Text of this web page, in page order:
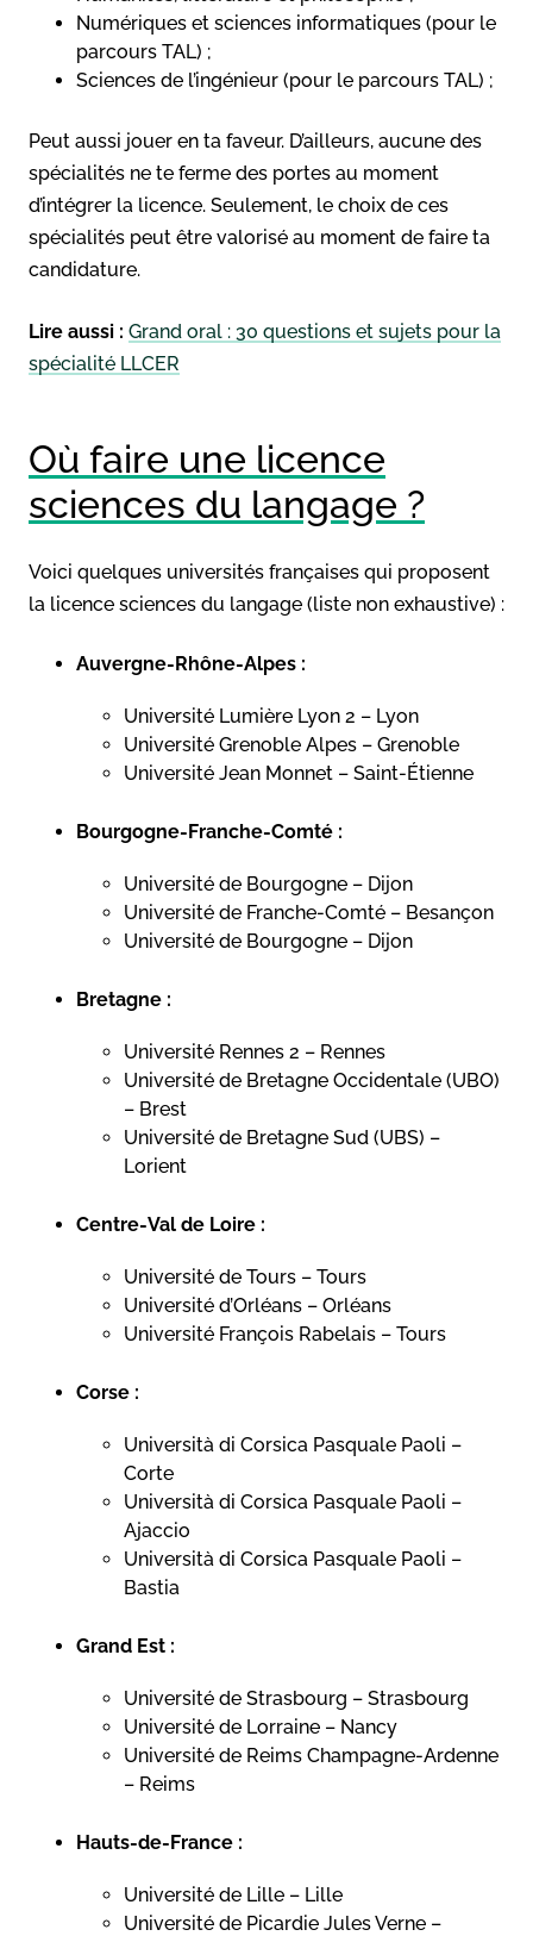
Numériques et sciences informatiques (pour le
parcours TAL) ;
Sciences de l’ingénieur (pour le parcours TAL) ;
Peut aussi jouer en ta faveur. D’ailleurs, aucune des
spécialités ne te ferme des portes au moment
d’intégrer la licence. Seulement, le choix de ces
spécialités peut être valorisé au moment de faire ta
candidature.
Lire aussi : Grand oral : 30 questions et sujets pour la
spécialité LLCER
Où faire une licence
sciences du langage ?
Voici quelques universités françaises qui proposent
la licence sciences du langage (liste non exhaustive) :
Auvergne-Rhône-Alpes :
Université Lumière Lyon 2 – Lyon
Université Grenoble Alpes – Grenoble
Université Jean Monnet – Saint-Étienne
Bourgogne-Franche-Comté :
Université de Bourgogne – Dijon
Université de Franche-Comté – Besançon
Université de Bourgogne – Dijon
Bretagne :
Université Rennes 2 – Rennes
Université de Bretagne Occidentale (UBO)
– Brest
Université de Bretagne Sud (UBS) –
Lorient
Centre-Val de Loire :
Université de Tours – Tours
Université d’Orléans – Orléans
Université François Rabelais – Tours
Corse :
Università di Corsica Pasquale Paoli –
Corte
Università di Corsica Pasquale Paoli –
Ajaccio
Università di Corsica Pasquale Paoli –
Bastia
Grand Est :
Université de Strasbourg – Strasbourg
Université de Lorraine – Nancy
Université de Reims Champagne-Ardenne
– Reims
Hauts-de-France :
Université de Lille – Lille
Université de Picardie Jules Verne –